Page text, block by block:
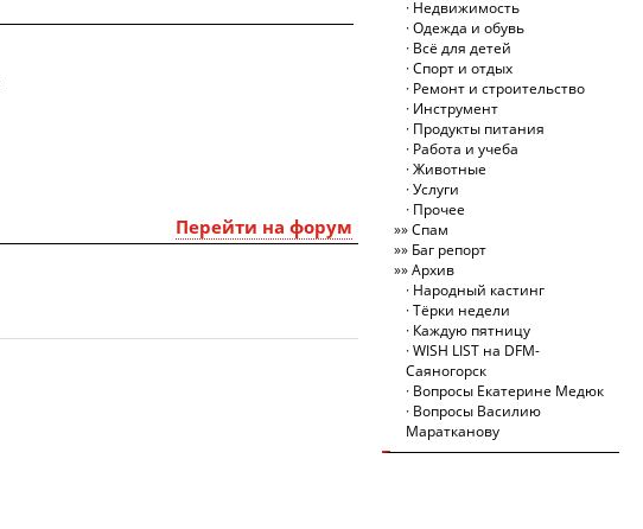
Перейти на форум
Недвижимость
Одежда и обувь
Всё для детей
Спорт и отдых
Ремонт и строительство
Инструмент
Продукты питания
Работа и учеба
Животные
Услуги
Прочее
Спам
Баг репорт
Архив
Народный кастинг
Тёрки недели
Каждую пятницу
WISH LIST на DFM-
Саяногорск
Вопросы Екатерине Медюк
Вопросы Василию
Маратканову